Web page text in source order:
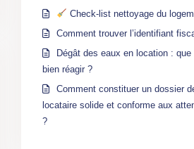
Check-list nettoyage du
Comment trouver l’identifiant
Dégât des eaux en location :
bien réagir ?
Comment constituer un dossier
locataire solide et conforme aux
?